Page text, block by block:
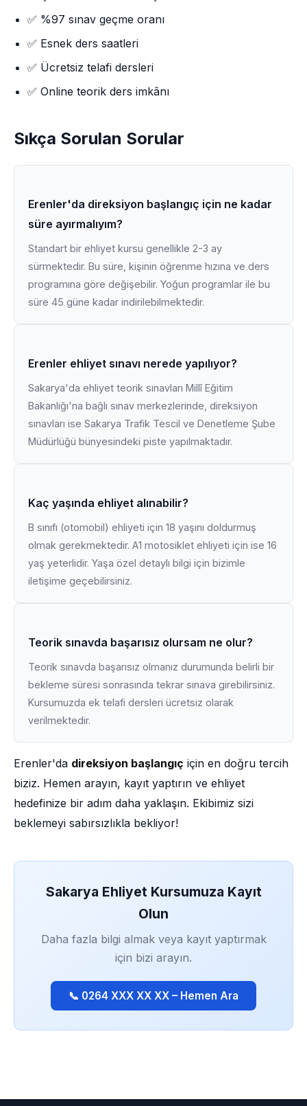
✅ %97 sınav geçme oranı
✅ Esnek ders saatleri
✅ Ücretsiz telafi dersleri
✅ Online teorik ders imkânı
Sıkça Sorulan Sorular
Erenler'da direksiyon başlangıç için ne kadar
süre ayırmalıyım?
Standart bir ehliyet kursu genellikle 2-3 ay
sürmektedir. Bu süre, kişinin öğrenme hızına ve ders
programına göre değişebilir. Yoğun programlar ile bu
süre 45 güne kadar indirilebilmektedir.
Erenler ehliyet sınavı nerede yapılıyor?
Sakarya'da ehliyet teorik sınavları Millî Eğitim
Bakanlığı'na bağlı sınav merkezlerinde, direksiyon
sınavları ise Sakarya Trafik Tescil ve Denetleme Şube
Müdürlüğü bünyesindeki piste yapılmaktadır.
Kaç yaşında ehliyet alınabilir?
B sınıfı (otomobil) ehliyeti için 18 yaşını doldurmuş
olmak gerekmektedir. A1 motosiklet ehliyeti için ise 16
yaş yeterlidir. Yaşa özel detaylı bilgi için bizimle
iletişime geçebilirsiniz.
Teorik sınavda başarısız olursam ne olur?
Teorik sınavda başarısız olmanız durumunda belirli bir
bekleme süresi sonrasında tekrar sınava girebilirsiniz.
Kursumuzda ek telafi dersleri ücretsiz olarak
verilmektedir.
Erenler'da direksiyon başlangıç için en doğru tercih
biziz. Hemen arayın, kayıt yaptırın ve ehliyet
hedefinize bir adım daha yaklaşın. Ekibimiz sizi
beklemeyi sabırsızlıkla bekliyor!
Sakarya Ehliyet Kursumuza Kayıt
Olun
Daha fazla bilgi almak veya kayıt yaptırmak
için bizi arayın.
📞 0264 XXX XX XX – Hemen Ara